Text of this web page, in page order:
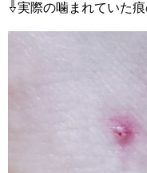
⇩実際の噛まれていた痕